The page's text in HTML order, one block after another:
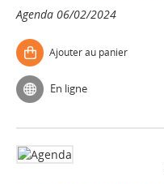
Agenda 06/02/2024
Ajouter au panier
En ligne